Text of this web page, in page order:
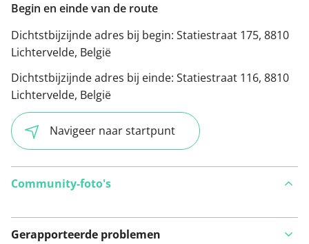
Begin en einde van de route
Dichtstbijzijnde adres bij begin: Statiestraat 175, 8810
Lichtervelde, België
Dichtstbijzijnde adres bij einde: Statiestraat 116, 8810
Lichtervelde, België
Navigeer naar startpunt
Community-foto's
Gerapporteerde problemen